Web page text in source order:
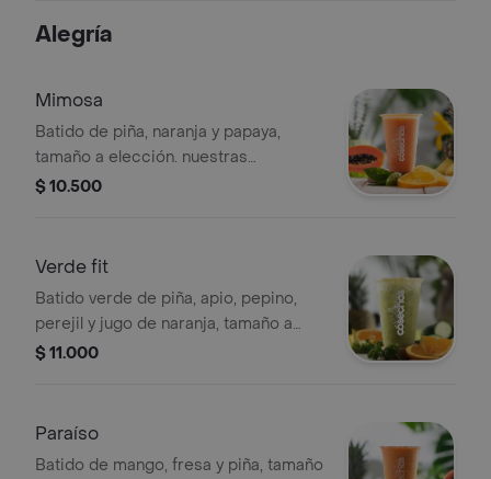
Alegría
Mimosa
Batido de piña, naranja y papaya,
tamaño a elección. nuestras
preparaciones se encuentran
ingredientes
$ 10.500
Verde fit
Batido verde de piña, apio, pepino,
perejil y jugo de naranja, tamaño a
elección. nuestras preparaciones se
realizar modificaciones en los
$ 11.000
Paraíso
Batido de mango, fresa y piña, tamaño